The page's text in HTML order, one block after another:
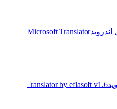
Microsoft Translator
Translator by eflasoft v1.6